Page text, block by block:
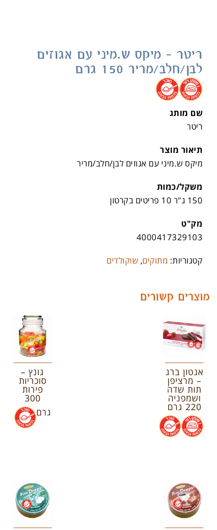
ריטר – מיקס ש.מיני עם אגוזים
לבן/חלב/מריר 150 גרם
.
.
שם מותג
ריטר
תיאור מוצר
מיקס ש.מיני עם אגוזים לבן/חלב/מריר
משקל/כמות
150 ג"ר 10 פריטים בקרטון
מק"ט
4000417329103
קטגוריות: מתוקים, שוקולדים
מוצרים קשורים
אנטון ברג
– מרציפן
תות שדה
ושמפניה
220 גרם
.
.
גונץ –
סוכריות
פירות
300
גרם
.